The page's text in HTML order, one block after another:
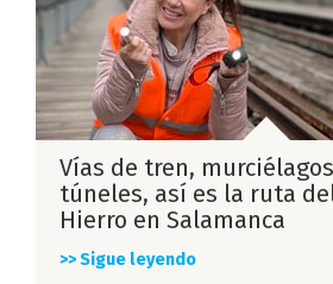
Vías de tren,
túneles, así es la ruta
Hierro en Salamanca
>> Sigue leyendo